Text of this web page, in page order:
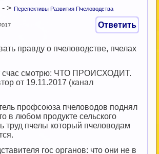
- > Перспективы Развития Пчеловодства
Ответить
правду о пчеловодстве, пчелах
счас смотрю: ЧТО ПРОИСХОДИТ.
от 19.11.2017 (канал
профсоюза пчеловодов поднял
в любом продукте сельского
труд пчелы который пчеловодам
гос органов: что они не в